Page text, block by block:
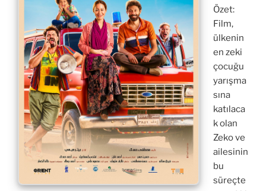
Özet:
Film,
ülkenin
en zeki
çocuğu
yarışma
sına
katılaca
k olan
Zeko ve
ailesinin
bu
süreçte